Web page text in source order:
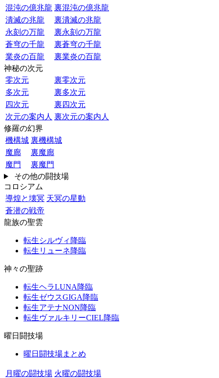
混沌の億兆龍 裏混沌の億兆龍
潰滅の兆龍
裏潰滅の兆龍
永刻の万龍
裏永刻の万龍
蒼穹の千龍
裏蒼穹の千龍
業炎の百龍
裏業炎の百龍
神秘の次元
零次元
裏零次元
多次元
裏多次元
四次元
裏四次元
次元の案内人 裏次元の案内人
修羅の幻界
機構城 裏機構城
魔廊
裏魔廊
魔門
裏魔門
その他の闘技場
コロシアム
導煌と壊冥 天冥の星動
蒼潜の戦帝
龍族の聖雲
転生シルヴィ降臨
転生リューネ降臨
神々の聖跡
転生ヘラLUNA降臨
転生ゼウスGIGA降臨
転生アテナNON降臨
転生ヴァルキリーCIEL降臨
曜日闘技場
曜日闘技場まとめ
月曜の闘技場 火曜の闘技場